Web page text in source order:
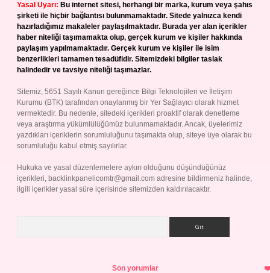
Yasal Uyarı: Bu internet sitesi, herhangi bir marka, kurum veya şahıs
şirketi ile hiçbir bağlantısı bulunmamaktadır. Sitede yalnızca kendi
hazırladığımız makaleler paylaşılmaktadır. Burada yer alan içerikler
haber niteliği taşımamakta olup, gerçek kurum ve kişiler hakkında
paylaşım yapılmamaktadır. Gerçek kurum ve kişiler ile isim
benzerlikleri tamamen tesadüfidir. Sitemizdeki bilgiler taslak
halindedir ve tavsiye niteliği taşımazlar.
Sitemiz, 5651 Sayılı Kanun gereğince Bilgi Teknolojileri ve İletişim
Kurumu (BTK) tarafından onaylanmış bir Yer Sağlayıcı olarak hizmet
vermektedir. Bu nedenle, sitedeki içerikleri proaktif olarak denetleme
veya araştırma yükümlülüğümüz bulunmamaktadır. Ancak, üyelerimiz
yazdıkları içeriklerin sorumluluğunu taşımakta olup, siteye üye olarak bu
sorumluluğu kabul etmiş sayılırlar.
Hukuka ve yasal düzenlemelere aykırı olduğunu düşündüğünüz
içerikleri, backlinkpanelicomtr@gmail.com adresine bildirmeniz halinde,
ilgili içerikler yasal süre içerisinde sitemizden kaldırılacaktır.
Son yorumlar